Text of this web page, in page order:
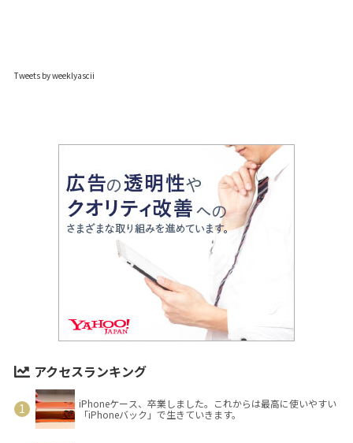
Tweets by weeklyascii
アクセスランキング
iPhoneケース、卒業しました。これからは最高に使いやすい
「iPhoneバック」で生きていきます。